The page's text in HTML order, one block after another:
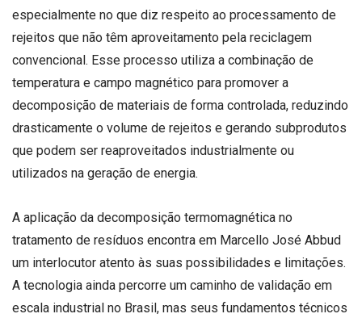
especialmente no que diz respeito ao processamento de
rejeitos que não têm aproveitamento pela reciclagem
convencional. Esse processo utiliza a combinação de
temperatura e campo magnético para promover a
decomposição de materiais de forma controlada, reduzindo
drasticamente o volume de rejeitos e gerando subprodutos
que podem ser reaproveitados industrialmente ou
utilizados na geração de energia.
A aplicação da decomposição termomagnética no
tratamento de resíduos encontra em Marcello José Abbud
um interlocutor atento às suas possibilidades e limitações.
A tecnologia ainda percorre um caminho de validação em
escala industrial no Brasil, mas seus fundamentos técnicos